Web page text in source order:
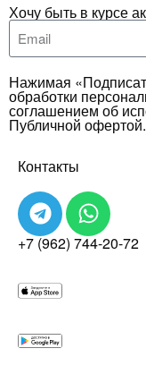
Хочу быть в курсе
Нажимая
обработки
соглашением об
Публичной офертой.
Контакты
+7 (962) 744-20-72